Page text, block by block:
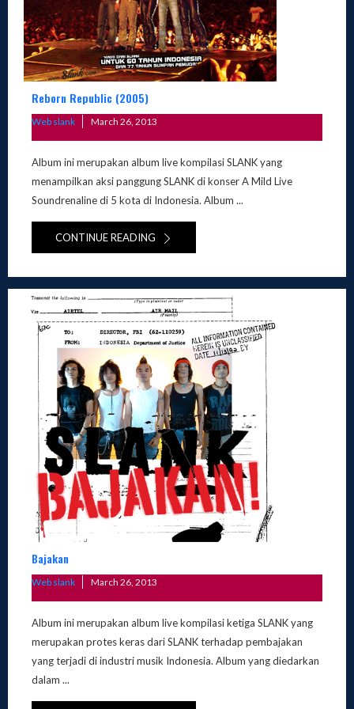
Reborn Republic (2005)
Web slank
Posted
March 26, 2013
Album ini merupakan album live kompilasi SLANK yang
menampilkan aksi panggung SLANK di konser A Mild Live
Soundrenaline di 5 kota di Indonesia. Album ...
CONTINUE READING
Bajakan
Web slank
Posted
March 26, 2013
Album ini merupakan album live kompilasi ketiga SLANK yang
merupakan protes keras dari SLANK terhadap pembajakan
yang terjadi di industri musik Indonesia. Album yang diedarkan
dalam ...